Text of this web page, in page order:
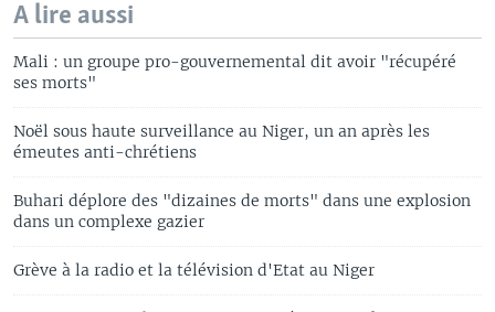
A lire aussi
Mali : un groupe pro-gouvernemental dit avoir "récupéré
ses morts"
Noël sous haute surveillance au Niger, un an après les
émeutes anti-chrétiens
Buhari déplore des "dizaines de morts" dans une explosion
dans un complexe gazier
Grève à la radio et la télévision d'Etat au Niger